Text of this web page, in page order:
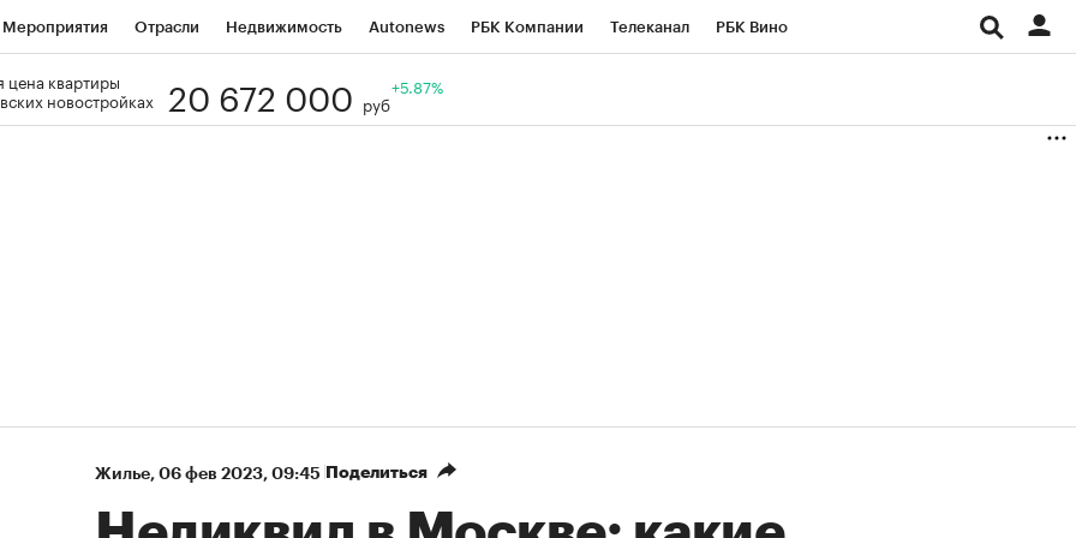
Мероприятия Отрасли Недвижимость Autonews РБК Компании Телеканал РБК Вино
Визионеры
цена квартиры
новостройках
20 672 000 руб
+5.87%
Жилье⁠, 06 фев 2023, 09:45 Поделиться